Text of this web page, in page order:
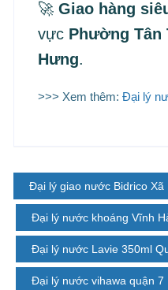
🚀Giao hàng
vực Phường Tân
Hưng.
>>> Xem thêm:Đại lý
Đại lý giao nước Bidrico Xã
Đại lý nước khoáng Vĩnh
Đại lý nước Lavie 350ml
Đại lý nước vihawa quận 7